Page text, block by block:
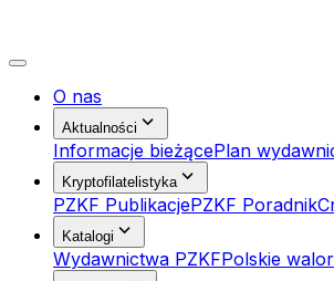
O nas
Aktualności
Informacje bieżącePlan
Kryptofilatelistyka
PZKF PublikacjePZKF Poradnik
Katalogi
Wydawnictwa PZKFPolskie